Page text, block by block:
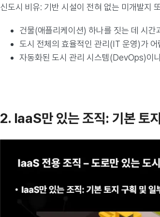
신도시 비유: 기반 시설이 전혀 없는 미개발지
건물(애플리케이션) 하나를 짓는 데 시
도시 전체의 효율적인 관리(IT 운영)가
자동화된 도시 관리 시스템(DevOps)이
2. IaaS만 있는 조직: 기본 토